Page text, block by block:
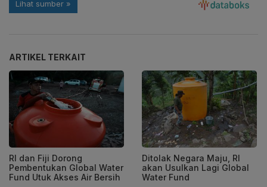
ARTIKEL TERKAIT
RI dan Fiji Dorong
Pembentukan Global Water
Fund Utuk Akses Air Bersih
Ditolak Negara Maju, RI
akan Usulkan Lagi Global
Water Fund